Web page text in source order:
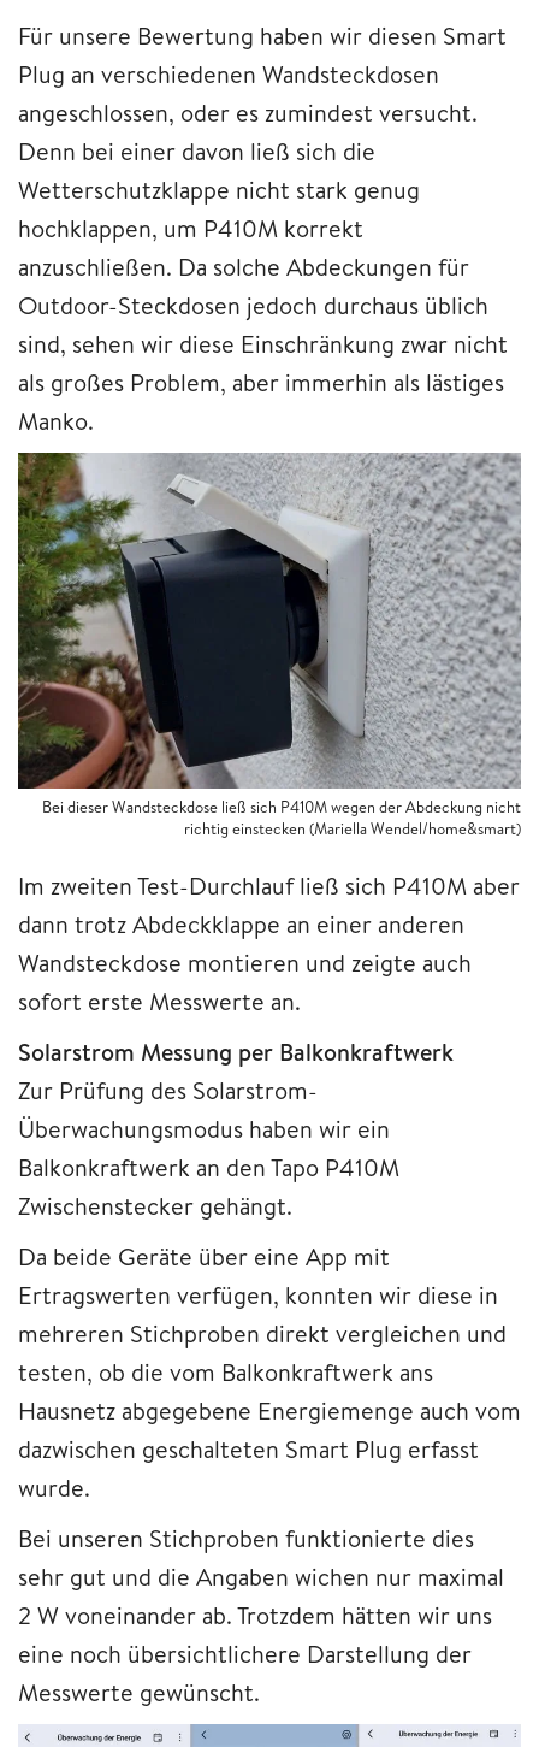
Für unsere Bewertung haben wir diesen Smart
Plug an verschiedenen Wandsteckdosen
angeschlossen, oder es zumindest versucht.
Denn bei einer davon ließ sich die
Wetterschutzklappe nicht stark genug
hochklappen, um P410M korrekt
anzuschließen. Da solche Abdeckungen für
Outdoor-Steckdosen jedoch durchaus üblich
sind, sehen wir diese Einschränkung zwar nicht
als großes Problem, aber immerhin als lästiges
Manko.
Bei dieser Wandsteckdose ließ sich P410M wegen der Abdeckung nicht
richtig einstecken (Mariella Wendel/home&smart)
Im zweiten Test-Durchlauf ließ sich P410M aber
dann trotz Abdeckklappe an einer anderen
Wandsteckdose montieren und zeigte auch
sofort erste Messwerte an.
Solarstrom Messung per Balkonkraftwerk
Zur Prüfung des Solarstrom-
Überwachungsmodus haben wir ein
Balkonkraftwerk an den Tapo P410M
Zwischenstecker gehängt.
Da beide Geräte über eine App mit
Ertragswerten verfügen, konnten wir diese in
mehreren Stichproben direkt vergleichen und
testen, ob die vom Balkonkraftwerk ans
Hausnetz abgegebene Energiemenge auch vom
dazwischen geschalteten Smart Plug erfasst
wurde.
Bei unseren Stichproben funktionierte dies
sehr gut und die Angaben wichen nur maximal
2 W voneinander ab. Trotzdem hätten wir uns
eine noch übersichtlichere Darstellung der
Messwerte gewünscht.